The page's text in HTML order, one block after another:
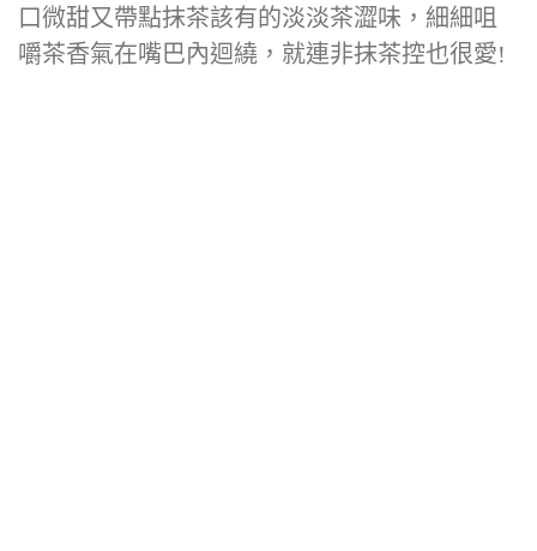
口微甜又帶點抹茶該有的淡淡茶澀味，細細咀
嚼茶香氣在嘴巴內迴繞，就連非抹茶控也很愛!